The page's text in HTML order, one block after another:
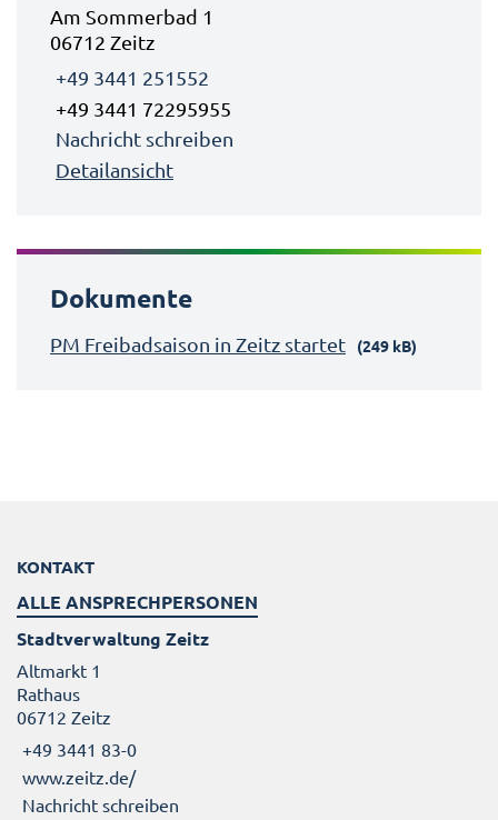
Am Sommerbad 1
06712 Zeitz
+49 3441 251552
+49 3441 72295955
Nachricht schreiben
Detailansicht
Dokumente
PM Freibadsaison in Zeitz startet (249 kB)
KONTAKT
ALLE ANSPRECHPERSONEN
Stadtverwaltung Zeitz
Altmarkt 1
Rathaus
06712 Zeitz
+49 3441 83-0
www.zeitz.de/
Nachricht schreiben